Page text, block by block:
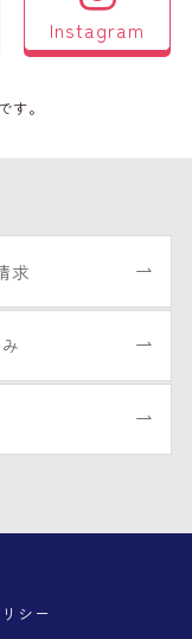
Instagram
す。
求
シー